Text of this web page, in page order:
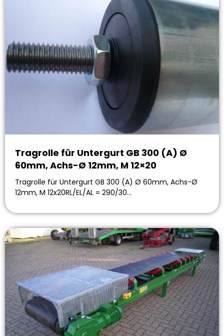
Tragrolle für Untergurt GB 300 (A) Ø
60mm, Achs-Ø 12mm, M 12×20
Tragrolle für Untergurt GB 300 (A) Ø 60mm, Achs-Ø
12mm, M 12x20RL/EL/AL = 290/30…